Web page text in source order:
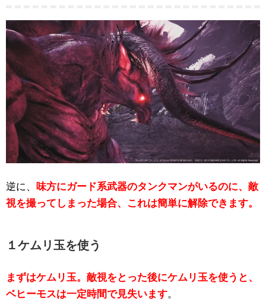
逆に、
味方にガード系武器のタンクマンがいるのに、敵
視を撮ってしまった場合、これは簡単に解除できます。
１ケムリ玉を使う
まずはケムリ玉。敵視をとった後にケムリ玉を使うと、
ベヒーモスは一定時間で見失います。